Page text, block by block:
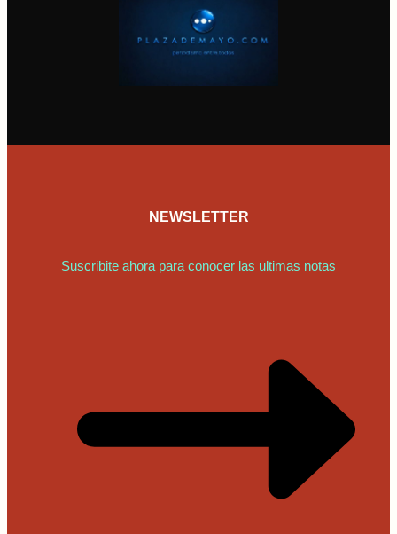
NEWSLETTER
Suscribite ahora para conocer las ultimas notas